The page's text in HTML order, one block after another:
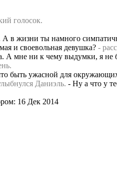
голосок.
А в жизни ты намного
и своевольная девушка? -
А мне ни к чему выдумки, я не
быть ужасной для
Даниэль. - Ну а что у
16 Дек 2014